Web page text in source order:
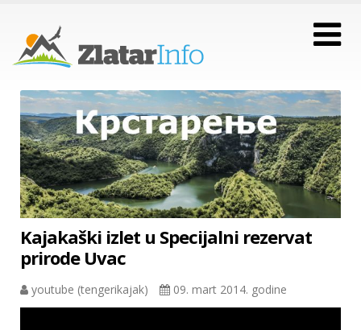
Kajakaški izlet u Specijalni rezervat
prirode Uvac
youtube (tengerikajak) 09. mart 2014. godine